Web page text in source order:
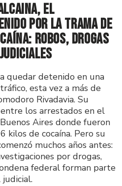
el
por la trama de
robos, drogas
quedar detenido en una
esta vez a más de
Rivadavia. Su
los arrestados en el
Aires donde fueron
kilos de cocaína. Pero su
muchos años antes:
por drogas,
federal forman parte